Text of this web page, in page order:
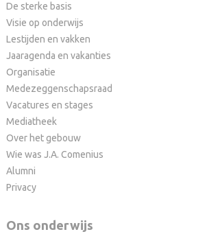
De sterke basis
Visie op onderwijs
Lestijden en vakken
Jaaragenda en vakanties
Organisatie
Medezeggenschapsraad
Vacatures en stages
Mediatheek
Over het gebouw
Wie was J.A. Comenius
Alumni
Privacy
Ons onderwijs